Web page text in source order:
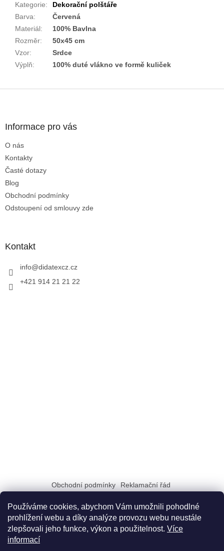
Používáme cookies, abychom Vám umožnili pohodlné
prohlížení webu a díky analýze provozu webu neustále
zlepšovali jeho funkce, výkon a použitelnost. Více
informací
Kategorie:
Dekorační polštáře
Barva:
Červená
Materiál:
100% Bavlna
Rozměr:
50x45 cm
Vzor:
Srdce
Výplň: 100% duté vlákno ve formě kuliček
Informace pro vás
O nás
Kontakty
Časté dotazy
Blog
Obchodní podmínky
Odstoupení od smlouvy zde
Kontakt
info@didatexcz.cz
+421 914 21 21 22
Obchodní podmínky
Reklamační řád
Doprava a možnosti platby
Dokumenty na stiahnutie